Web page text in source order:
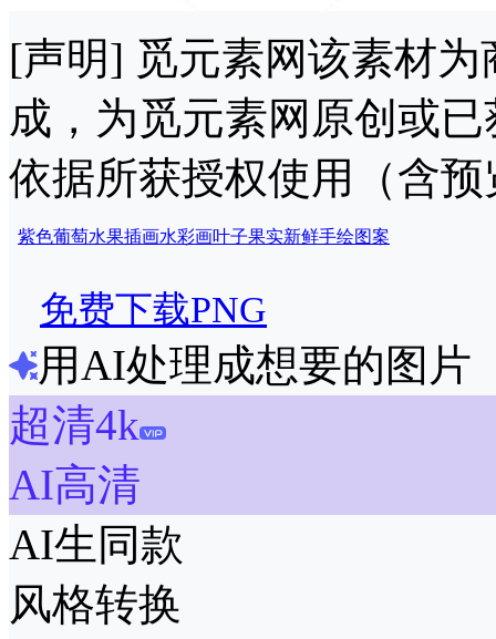
[声明] 觅元素网该素材
成，为觅元素网原创或
依据所获授权使用（含
紫色葡萄水果插画水彩画叶子果实新鲜手绘图案
免费下载PNG
用AI处理成想要的图片
超清4k
AI高清
AI生同款
风格转换